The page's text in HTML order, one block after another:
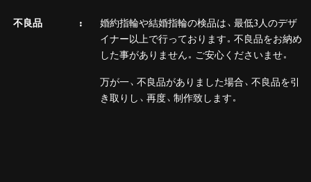
不良品
婚約指輪や結婚指輪の検品は、最低3人のデザ
イナー以上で行っております。不良品をお納め
した事がありません。ご安心くださいませ。
万が一、不良品がありました場合、不良品を引
き取りし、再度、制作致します。